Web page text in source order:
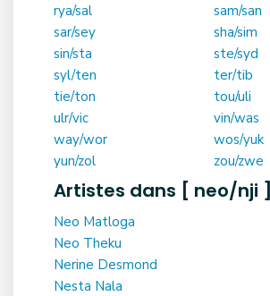
rya/sal
sam/san
sar/sey
sha/sim
sin/sta
ste/syd
syl/ten
ter/tib
tie/ton
tou/uli
ulr/vic
vin/was
way/wor
wos/yuk
yun/zol
zou/zwe
Artistes dans [ neo/nji ]
Neo Matloga
Neo Theku
Nerine Desmond
Nesta Nala